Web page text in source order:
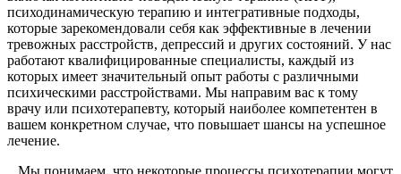
психодинамическую терапию и интегративные подходы,
которые зарекомендовали себя как эффективные в лечении
тревожных расстройств, депрессий и других состояний. У нас
работают квалифицированные специалисты, каждый из
которых имеет значительный опыт работы с различными
психическими расстройствами. Мы направим вас к тому
врачу или психотерапевту, который наиболее компетентен в
вашем конкретном случае, что повышает шансы на успешное
лечение.
Мы понимаем, что некоторые процессы психотерапии могут